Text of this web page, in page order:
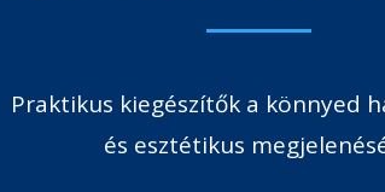
Praktikus kiegészítők a könnyed
és esztétikus